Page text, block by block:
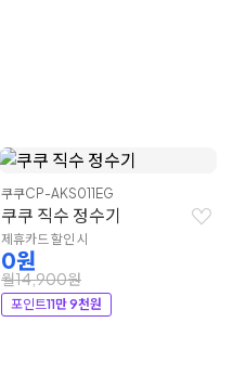
쿠쿠CP-AKS011EG
쿠쿠 직수 정수기
제휴카드 할인 시
0원
월14,900원
포인트11만 9천원